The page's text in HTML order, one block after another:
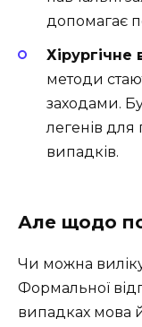
допомагає
Хірургічне
методи
заходами.
легенів
випадків.
Але щодо
Чи можна
Формальної
випадках мова